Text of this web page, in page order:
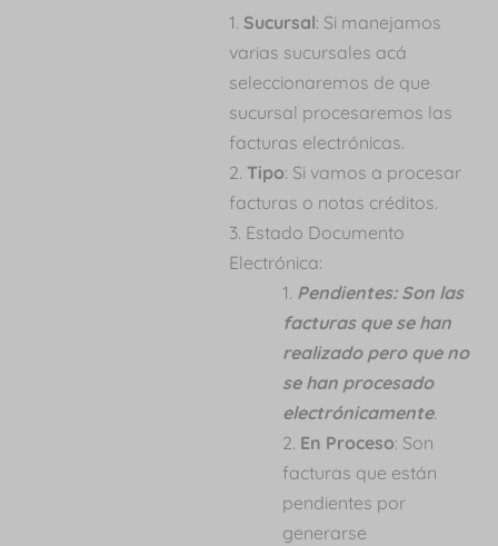
Sucursal: Si manejamos
varias sucursales acá
seleccionaremos de que
sucursal procesaremos las
facturas electrónicas.
Tipo: Si vamos a procesar
facturas o notas créditos.
Estado Documento
Electrónica:
Pendientes: Son las
facturas que se han
realizado pero que no
se han procesado
electrónicamente.
En Proceso: Son
facturas que están
pendientes por
generarse